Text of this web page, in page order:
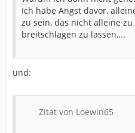
Ich habe Angst davor,
zu sein, das nicht alleine
breitschlagen zu lassen….
und:
Zitat von Loewin65